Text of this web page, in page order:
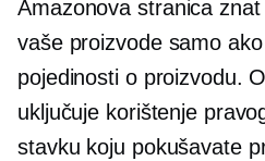
Amazonova stranica
vaše proizvode samo
pojedinosti o proizvodu.
uključuje korištenje
stavku koju pokušavate